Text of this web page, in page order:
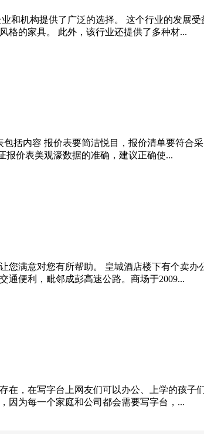
和机构提供了广泛的选择。 这个行业的发展
格的家具。 此外，该行业还提供了多种材...
括内容 报价表要简洁悦目，报价清单要符
报价表美观濠数据的准确，建议正确使...
您满意对您有所帮助。 皇城酒店楼下有个卖
通便利，毗邻成彭高速公路。商场于2009...
在，在写字台上网友们可以办公、上学的孩
因为每一个家庭和公司都会需要写字台，...